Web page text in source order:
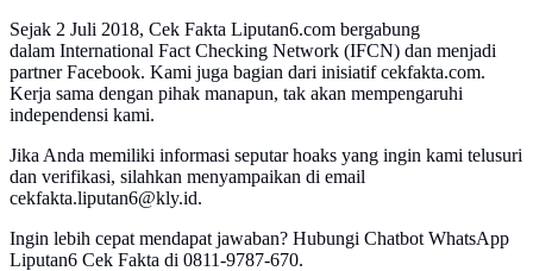
Sejak 2 Juli 2018, Cek Fakta Liputan6.com bergabung
dalam International Fact Checking Network (IFCN) dan menjadi
partner Facebook. Kami juga bagian dari inisiatif cekfakta.com.
Kerja sama dengan pihak manapun, tak akan mempengaruhi
independensi kami.
Jika Anda memiliki informasi seputar hoaks yang ingin kami telusuri
dan verifikasi, silahkan menyampaikan di email
cekfakta.liputan6@kly.id.
Ingin lebih cepat mendapat jawaban? Hubungi Chatbot WhatsApp
Liputan6 Cek Fakta di 0811-9787-670.